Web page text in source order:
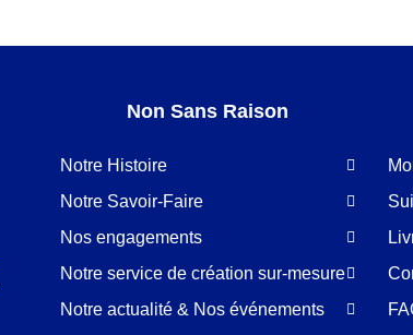
Non Sans Raison
Notre Histoire
Notre Savoir-Faire
Nos engagements
Notre service de création sur-mesure
Notre actualité & Nos événements